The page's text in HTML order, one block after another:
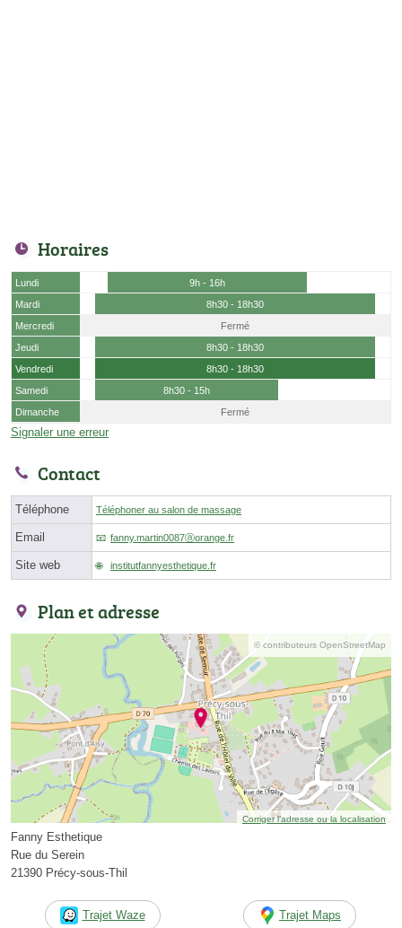
Horaires
Lundi
9h - 16h
Mardi
8h30 - 18h30
Mercredi
Fermé
Jeudi
8h30 - 18h30
Vendredi
8h30 - 18h30
Samedi
8h30 - 15h
Dimanche
Fermé
Signaler une erreur
Contact
Téléphone Téléphoner au salon de massage
Email fanny.martin0087ⓐorange.fr
Site web institutfannyesthetique.fr
Plan et adresse
© contributeurs OpenStreetMap
Corriger l’adresse ou la localisation
Fanny Esthetique
Rue du Serein
21390 Précy-sous-Thil
Trajet Waze Trajet Maps